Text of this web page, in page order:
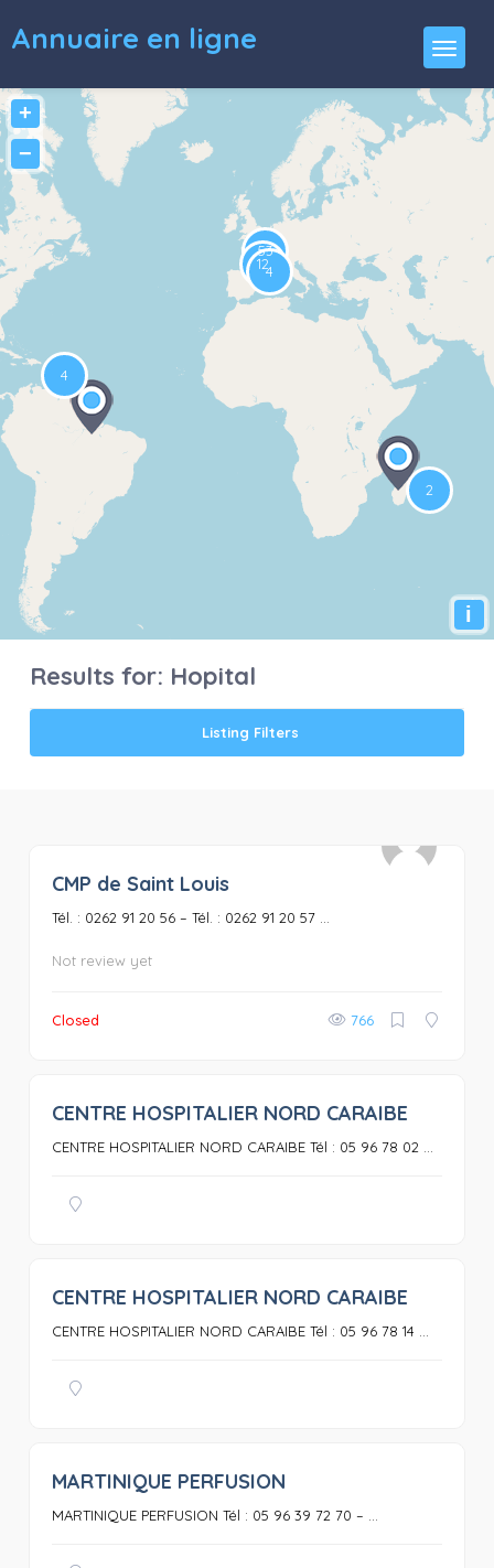
Annuaire en ligne
+
−
i
Results for: Hopital
Listing Filters
CMP de Saint Louis
Tél. : 0262 91 20 56 – Tél. : 0262 91 20 57 ...
Not review yet
Closed 766
0
CENTRE HOSPITALIER NORD CARAIBE
CENTRE HOSPITALIER NORD CARAIBE Tél : 05 96 78 02 ...
0
CENTRE HOSPITALIER NORD CARAIBE
CENTRE HOSPITALIER NORD CARAIBE Tél : 05 96 78 14 ...
MARTINIQUE PERFUSION
MARTINIQUE PERFUSION Tél : 05 96 39 72 70 – ...